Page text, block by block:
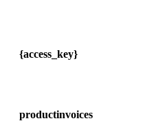
{access_key}
productinvoices